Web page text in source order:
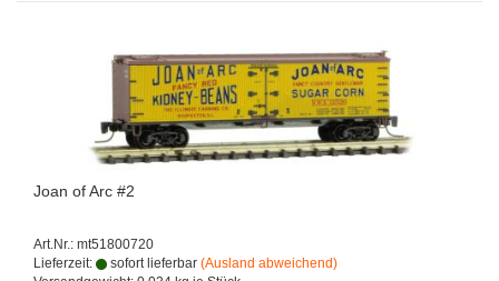
Joan of Arc #2
Art.Nr.: mt51800720
Lieferzeit:
sofort lieferbar (Ausland abweichend)